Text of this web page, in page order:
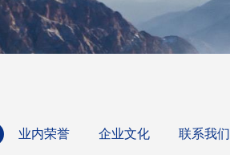
业内荣誉 企业文化 联系我们